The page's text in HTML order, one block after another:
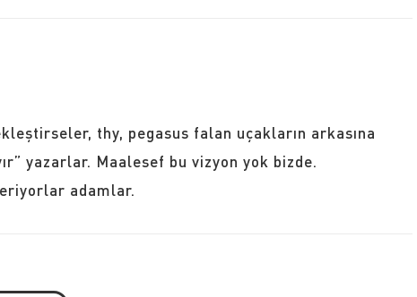
thy, pegasus falan uçakların arkasına
yazarlar. Maalesef bu vizyon yok bizde.
adamlar.